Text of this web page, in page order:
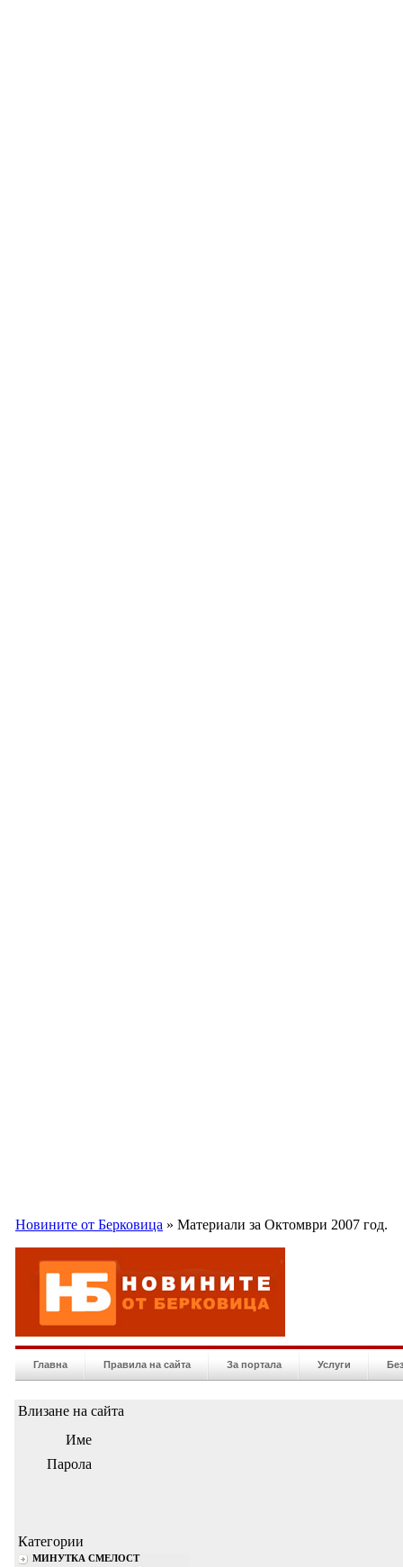
Новините от Берковица » Материали за Октомври 2007 год.
Главна Правила на сайта За портала Услуги
Влизане на сайта
Име
Парола
Категории
МИНУТКА СМЕЛОСТ